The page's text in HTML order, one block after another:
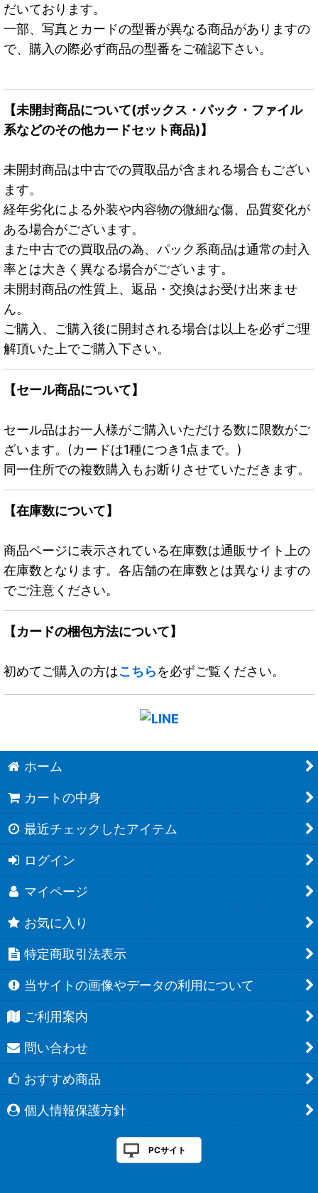
だいております。
一部、写真とカードの型番が異なる商品がありますの
で、購入の際必ず商品の型番をご確認下さい。
【未開封商品について(ボックス・パック・ファイル
系などのその他カードセット商品)】
未開封商品は中古での買取品が含まれる場合もござい
ます。
経年劣化による外装や内容物の微細な傷、品質変化が
ある場合がございます。
また中古での買取品の為、パック系商品は通常の封入
率とは大きく異なる場合がございます。
未開封商品の性質上、返品・交換はお受け出来ませ
ん。
ご購入、ご購入後に開封される場合は以上を必ずご理
解頂いた上でご購入下さい。
【セール商品について】
セール品はお一人様がご購入いただける数に限数がご
ざいます。(カードは1種につき1点まで。)
同一住所での複数購入もお断りさせていただきます。
【在庫数について】
商品ページに表示されている在庫数は通販サイト上の
在庫数となります。各店舗の在庫数とは異なりますの
でご注意ください。
【カードの梱包方法について】
初めてご購入の方はこちらを必ずご覧ください。
ホーム
カートの中身
最近チェックしたアイテム
ログイン
マイページ
お気に入り
特定商取引法表示
当サイトの画像やデータの利用について
ご利用案内
問い合わせ
おすすめ商品
個人情報保護方針
PCサイト